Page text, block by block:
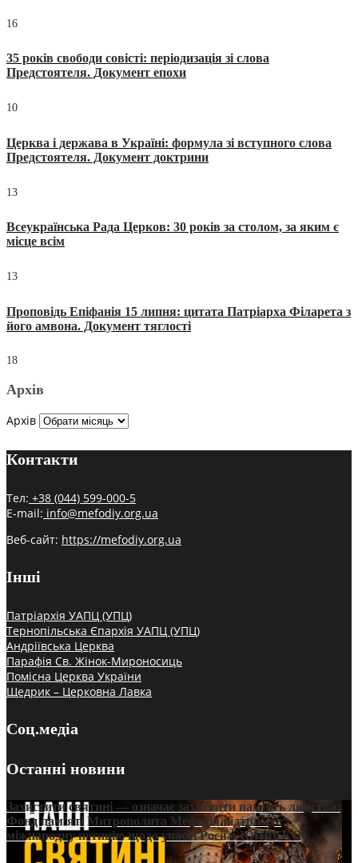
16
35 років свободи совісті: періодизація зі слова
Предстоятеля. Документ епохи
10
Церква і держава в Україні: формула зі вступного слова
Предстоятеля. Документ доктрини
13
Всеукраїнська Рада Церков: 30 років за столом, за яким є
місце всім
13
Проповідь Епіфанія 15 липня: цитата Патріарха Філарета з
його амвона. Документ тяглості
18
Архів
Архів
Контакти
Тел: +38 (044) 599-000-5
E-mail: info@mefodiy.org.ua
Веб-сайт: https://mefodiy.org.ua
Інші
Патріархія УАПЦ (УПЦ)
Тернопільська Єпархія УАПЦ (УПЦ)
Андріївська Церква
Парафія Св. Жінок-Мироносиць
Помісна Церква України
Щедрик – Церковна Лавка
Соц.медіа
Останні новини
Захистити святині — означає захистити пам’ять людства:
Фонд пам’яті Митрополита Мефодія підтримує
міжнародну петицію щодо участі Росії в ЮНЕСКО